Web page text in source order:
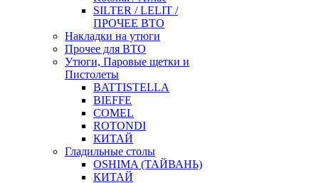
SILTER / LELIT /
ПРОЧЕЕ ВТО
Накладки на утюги
Прочее для ВТО
Утюги, Паровые щетки и
Пистолеты
BATTISTELLA
BIEFFE
COMEL
ROTONDI
КИТАЙ
Гладильные столы
OSHIMA (ТАЙВАНЬ)
КИТАЙ